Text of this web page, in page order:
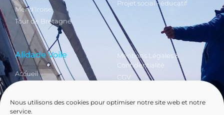
Nous utilisons des cookies pour optimiser notre site web et notre
service.
Mer d'Iroise
Tour de Bretagne
Projet social - éducatif
Alidade Voile
Accueil
d'embarquement
Mentions Légales &
Confidentialité
CGV
Plan du site